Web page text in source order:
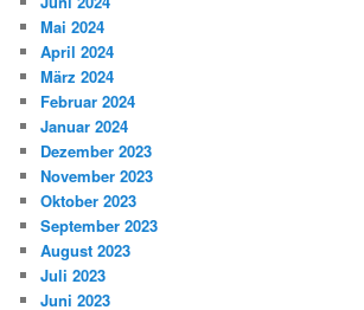
Mai 2024
April 2024
März 2024
Februar 2024
Januar 2024
Dezember 2023
November 2023
Oktober 2023
September 2023
August 2023
Juli 2023
Juni 2023